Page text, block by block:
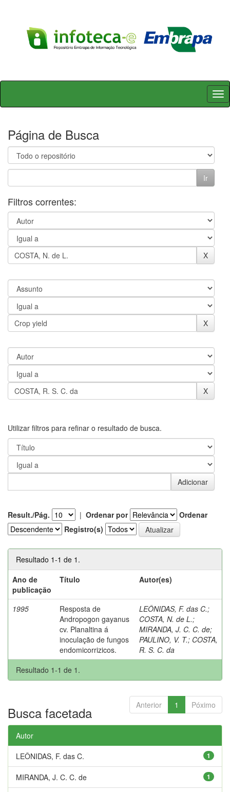
Skip
Página de Busca
Filtros correntes:
Utilizar filtros para refinar o resultado de busca.
Result./Pág. | Ordenar por
Ordenar
Registro(s)
Resultado 1-1 de 1.
Ano de
publicação
Título Autor(es)
1995
Resposta de
Andropogon gayanus
cv. Planaltina á
inoculação de fungos
endomicorrizicos.
LEÔNIDAS, F. das C.;
COSTA, N. de L.;
MIRANDA, J. C. C. de;
PAULINO, V. T.; COSTA,
R. S. C. da
Resultado 1-1 de 1.
Anterior 1 Póximo
Busca facetada
Autor
1
LEÔNIDAS, F. das C.
1
MIRANDA, J. C. C. de